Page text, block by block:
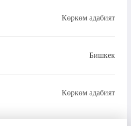
Көркөм адабият
Бишкек
Көркөм адабият